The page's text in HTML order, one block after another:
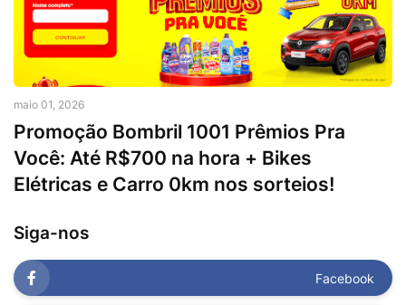
maio 01, 2026
Promoção Bombril 1001 Prêmios Pra
Você: Até R$700 na hora + Bikes
Elétricas e Carro 0km nos sorteios!
Siga-nos
Facebook